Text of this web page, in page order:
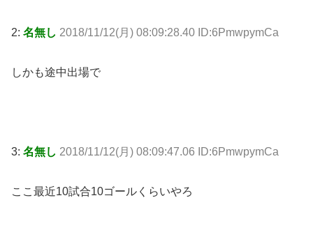
2: 名無し 2018/11/12(月) 08:09:28.40 ID:6PmwpymCa
しかも途中出場で
3: 名無し 2018/11/12(月) 08:09:47.06 ID:6PmwpymCa
ここ最近10試合10ゴールくらいやろ